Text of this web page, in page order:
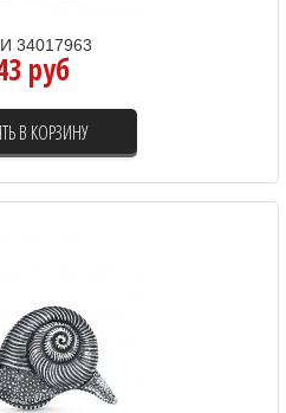
34017963
руб
В КОРЗИНУ